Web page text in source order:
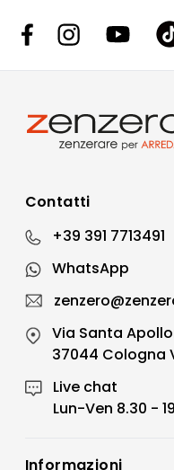
Contatti
+39 391 7713491
WhatsApp
Via Santa
37044 Cologna
Live chat
Lun-Ven 8.30 -
Informazioni